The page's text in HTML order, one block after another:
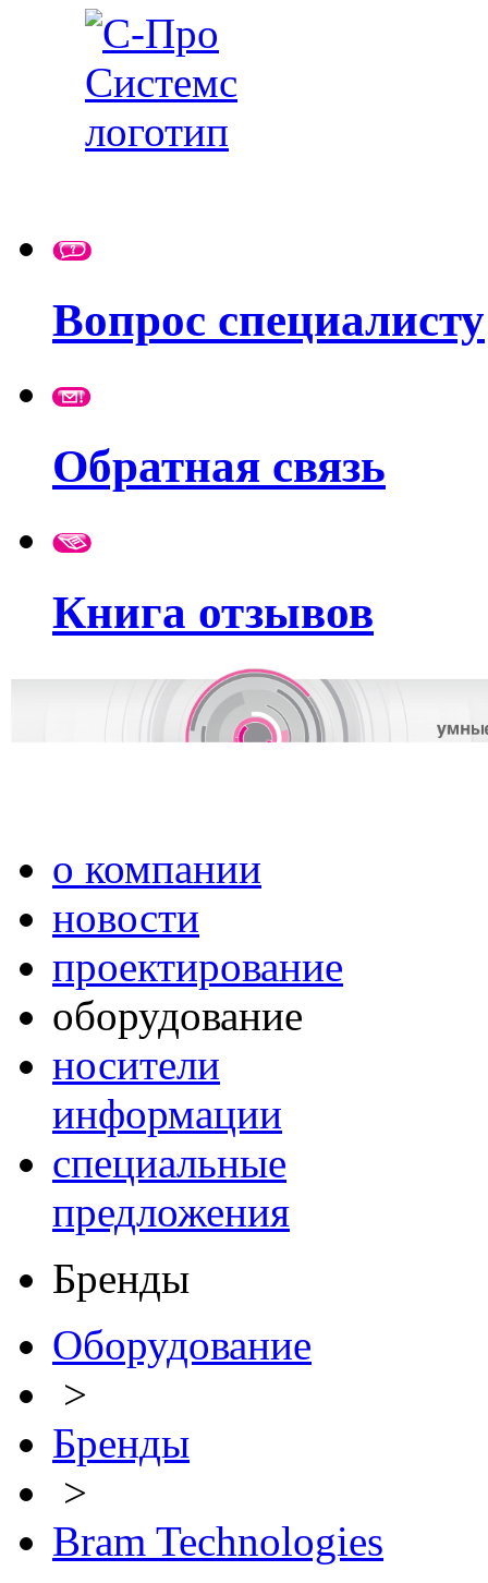
Вопрос специалисту
Обратная связь
Книга отзывов
о компании
новости
проектирование
оборудование
носители
информации
специальные
предложения
Бренды
Оборудование
>
Бренды
>
Bram Technologies